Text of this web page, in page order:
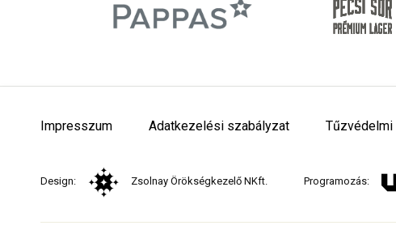
Impresszum Adatkezelési szabályzat
Design: Zsolnay Örökségkezelő NKft. Programozás: